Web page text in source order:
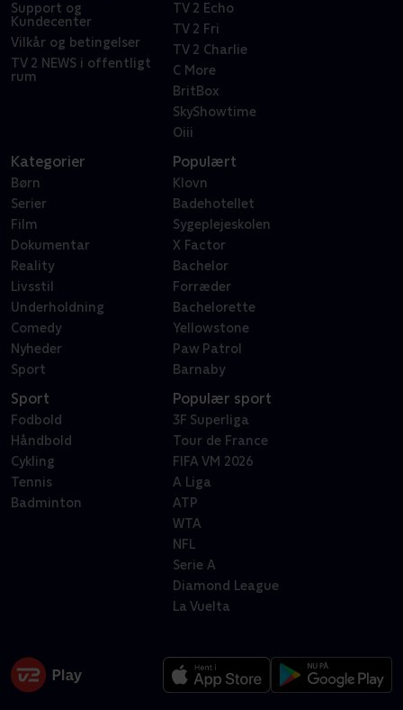
Support og
Kundecenter
Vilkår og betingelser
TV 2 NEWS i offentligt
rum
TV 2 Echo
TV 2 Fri
TV 2 Charlie
C More
BritBox
SkyShowtime
Oiii
Kategorier
Børn
Serier
Film
Dokumentar
Reality
Livsstil
Underholdning
Comedy
Nyheder
Sport
Populært
Klovn
Badehotellet
Sygeplejeskolen
X Factor
Bachelor
Forræder
Bachelorette
Yellowstone
Paw Patrol
Barnaby
Sport
Fodbold
Håndbold
Cykling
Tennis
Badminton
Populær sport
3F Superliga
Tour de France
FIFA VM 2026
A Liga
ATP
WTA
NFL
Serie A
Diamond League
La Vuelta